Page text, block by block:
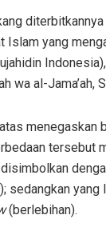
Islam yang
wa al-Jama’ah,
menegaskan
tersebut
sedangkan
(berlebihan).